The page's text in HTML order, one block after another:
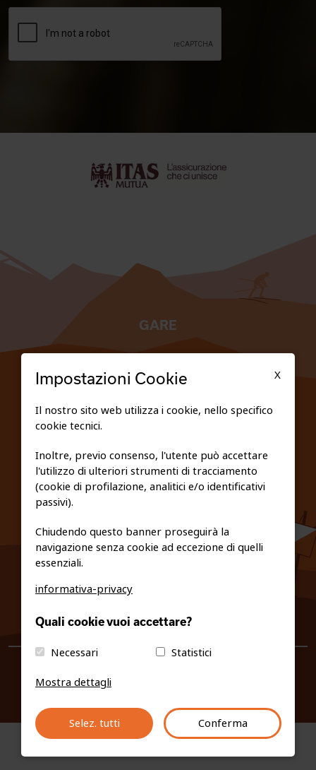
GARE
PRIVACY E COOKIE POLICY
info@fiso.it|fiso@pec-mail.eu
X
Impostazioni Cookie
Il nostro sito web utilizza i cookie, nello specifico
cookie tecnici.
Inoltre, previo consenso, l'utente può accettare
l'utilizzo di ulteriori strumenti di tracciamento
(cookie di profilazione, analitici e/o identificativi
passivi).
Chiudendo questo banner proseguirà la
navigazione senza cookie ad eccezione di quelli
essenziali.
informativa-privacy
Quali cookie vuoi accettare?
Necessari
Statistici
Mostra dettagli
Selez. tutti Conferma